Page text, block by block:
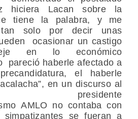
hiciera Lacan sobre la
tiene la palabra, y me
solo por decir unas
ocasionar un castigo
en lo económico
pareció haberle afectado a
el haberle
en un discurso al
presidente
AMLO no contaba con
se fueran a